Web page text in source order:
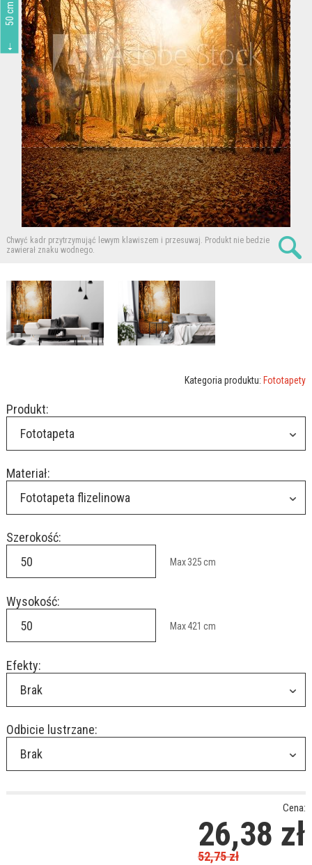
50 cm
Chwyć kadr przytrzymująć lewym klawiszem i przesuwaj. Produkt nie bedzie
zawierał znaku wodnego.
Kategoria produktu: Fototapety
Produkt:
Fototapeta
Materiał:
Fototapeta flizelinowa
Szerokość:
Max325cm
Wysokość:
Max421 cm
Efekty:
Brak
Odbicie lustrzane:
Brak
Cena:
26,38 zł
52,75zł